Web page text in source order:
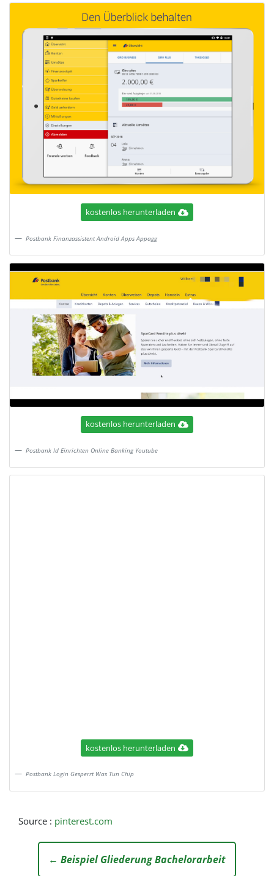
kostenlos herunterladen
Postbank Finanzassistent Android Apps Appagg
kostenlos herunterladen
Postbank Id Einrichten Online Banking Youtube
kostenlos herunterladen
Postbank Login Gesperrt Was Tun Chip
Source : pinterest.com
← Beispiel Gliederung Bachelorarbeit